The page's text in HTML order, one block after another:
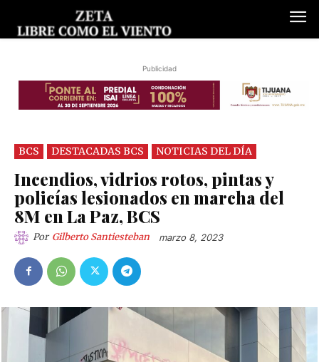
Publicidad
BCS DESTACADAS BCS NOTICIAS DEL DÍA
Incendios, vidrios rotos, pintas y
policías lesionados en marcha del
8M en La Paz, BCS
Por Gilberto Santiesteban marzo 8, 2023